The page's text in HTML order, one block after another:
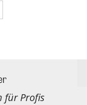
für Profis